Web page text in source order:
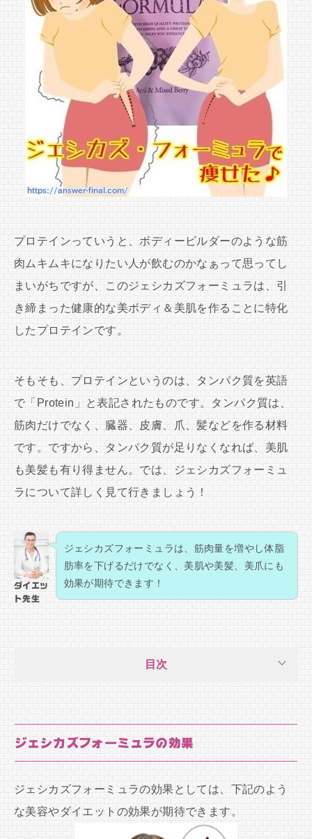
プロテインっていうと、ボディービルダーのような筋
肉ムキムキになりたい人が飲むのかなぁって思ってし
まいがちですが、このジェシカズフォーミュラは、引
き締まった健康的な美ボディ＆美肌を作ることに特化
したプロテインです。
そもそも、プロテインというのは、タンパク質を英語
で「Protein」と表記されたものです。タンパク質は、
筋肉だけでなく、臓器、皮膚、爪、髪などを作る材料
です。ですから、タンパク質が足りなくなれば、美肌
も美髪も有り得ません。では、ジェシカズフォーミュ
ラについて詳しく見て行きましょう！
ダイエッ
ト先生
ジェシカズフォーミュラは、筋肉量を増やし体脂
肪率を下げるだけでなく、美肌や美髪、美爪にも
効果が期待できます！
目次
ジェシカズフォーミュラの効果
ジェシカズフォーミュラの効果としては、下記のよう
な美容やダイエットの効果が期待できます。